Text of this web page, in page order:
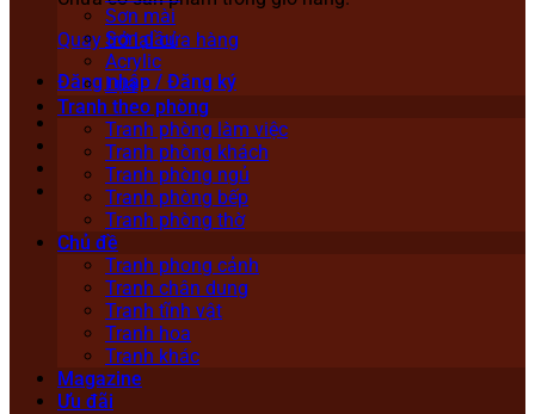
Quay trở lại cửa hàng
Đăng nhập / Đăng ký
Sơn mài
Sơn dầu
Acrylic
Lụa
Tranh theo phòng
Tranh phòng làm việc
Tranh phòng khách
Tranh phòng ngủ
Tranh phòng bếp
Tranh phòng thờ
Chủ đề
Tranh phong cảnh
Tranh chân dung
Tranh tĩnh vật
Tranh hoa
Tranh khác
Magazine
Ưu đãi